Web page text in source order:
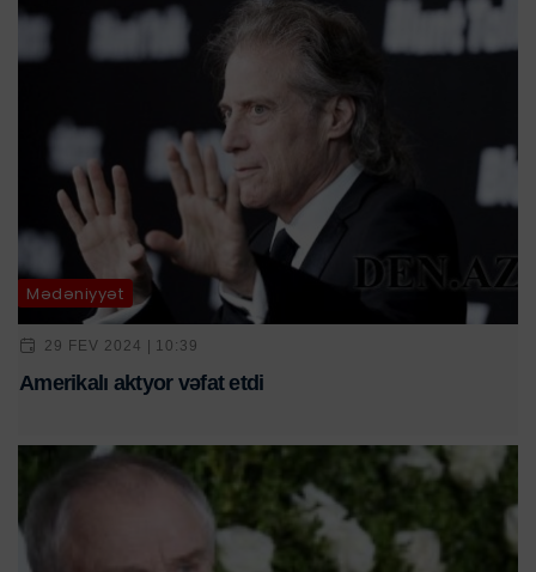
Mədəniyyət
29 FEV 2024 | 10:39
Amerikalı aktyor vəfat etdi